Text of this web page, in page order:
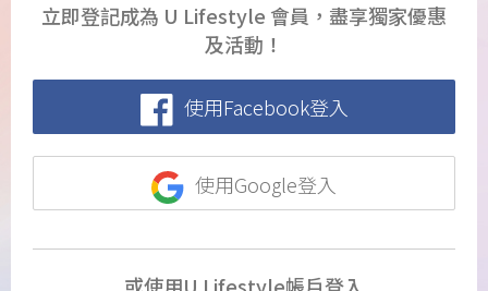
立即登記成為 U Lifestyle 會員，盡享獨家優惠
及活動！
使用Facebook登入
使用Google登入